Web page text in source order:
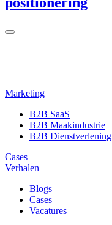
Marketing
B2B SaaS
B2B Maakindustrie
B2B Dienstverlening
Cases
Verhalen
Blogs
Cases
Vacatures